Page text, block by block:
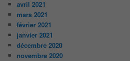
avril 2021
mars 2021
février 2021
janvier 2021
décembre 2020
novembre 2020